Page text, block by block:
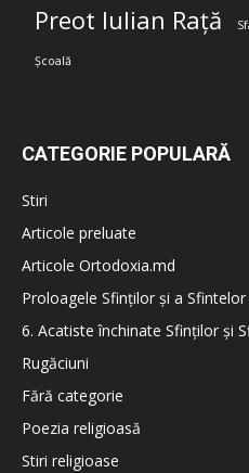
Preot Iulian Rață
Școală
CATEGORIE POPULARĂ
Stiri
Articole preluate
Articole Ortodoxia.md
Proloagele Sfinților și a Sfintelor
6. Acatiste închinate Sfinților și
Rugăciuni
Fără categorie
Poezia religioasă
Stiri religioase